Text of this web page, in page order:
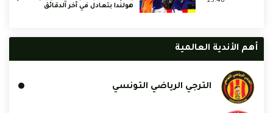
هولندا بتعادل في آخر الدقائق
أهم الأندية العالمية
الترجي الرياضي التونسي